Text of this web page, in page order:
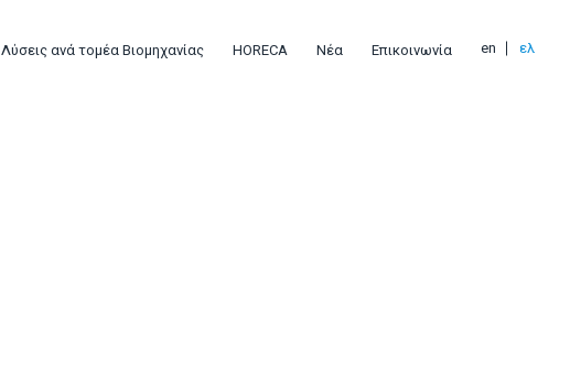
Λύσεις ανά τομέα Βιομηχανίας HORECA Νέα Επικοινωνία en ελ